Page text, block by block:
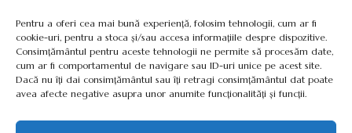
Pentru a oferi cea mai bună experiență, folosim tehnologii, cum ar fi
cookie-uri, pentru a stoca și/sau accesa informațiile despre dispozitive.
Consimțământul pentru aceste tehnologii ne permite să procesăm date,
cum ar fi comportamentul de navigare sau ID-uri unice pe acest site.
Dacă nu îți dai consimțământul sau îți retragi consimțământul dat poate
avea afecte negative asupra unor anumite funcționalități și funcții.
Termeni, Condiții & Protecția Datelor (GDPR)